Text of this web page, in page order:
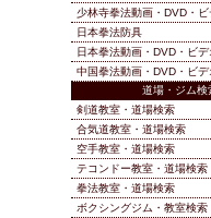
少林寺拳法動画・DVD・ビ
日本拳法防具
日本拳法動画・DVD・ビデ
中国拳法動画・DVD・ビデ
道場・ジム検
剣道教室・道場検索
合気道教室・道場検索
空手教室・道場検索
テコンドー教室・道場検索
拳法教室・道場検索
ボクシングジム・教室検索